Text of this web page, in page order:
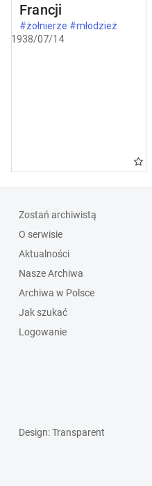
Francji
#żołnierze #młodzież
1938/07/14
Zostań archiwistą
O serwisie
Aktualności
Nasze Archiwa
Archiwa w Polsce
Jak szukać
Logowanie
Design: Transparent